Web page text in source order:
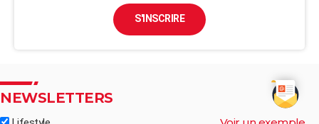
S'INSCRIRE
NEWSLETTERS